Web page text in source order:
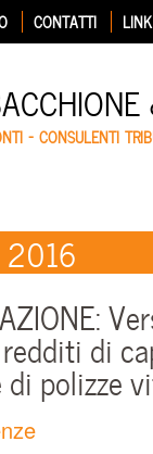
CONTATTI LINK
– CONSULENTI
2016
di
polizze